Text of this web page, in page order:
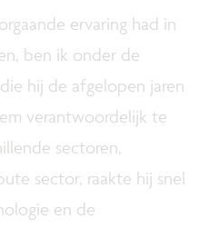
ervaring had in
ben ik onder de
hij de afgelopen jaren
verantwoordelijk te
sectoren,
sector, raakte hij snel
en de